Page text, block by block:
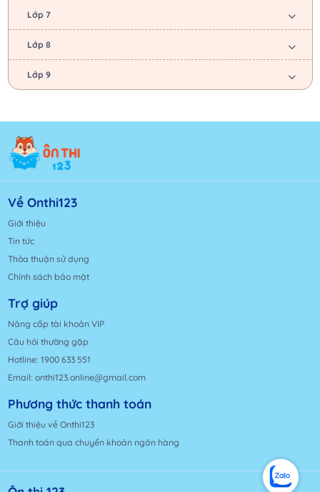
Lớp 7
Lớp 8
Lớp 9
Về Onthi123
Giới thiệu
Tin tức
Thỏa thuận sử dụng
Chính sách bảo mật
Trợ giúp
Nâng cấp tài khoản VIP
Câu hỏi thường gặp
Hotline: 1900 633 551
Email: onthi123.online@gmail.com
Phương thức thanh toán
Giới thiệu về Onthi123
Thanh toán qua chuyển khoản ngân hàng